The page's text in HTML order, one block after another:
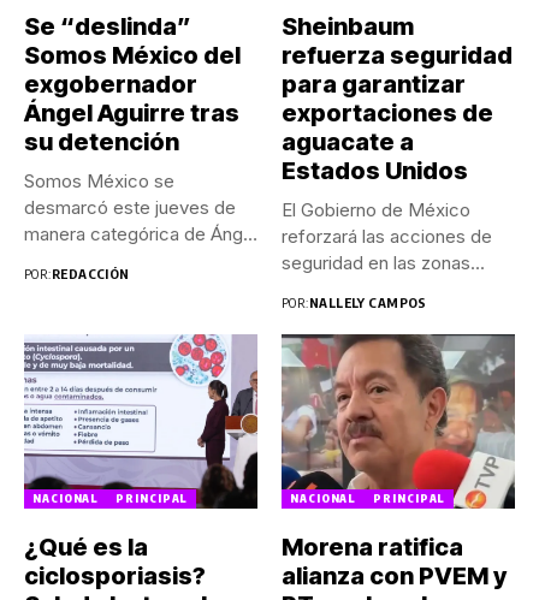
Se “deslinda”
Somos México del
exgobernador
Ángel Aguirre tras
su detención
Somos México se
desmarcó este jueves de
manera categórica de Ángel
POR:REDACCIÓN
Sheinbaum
refuerza seguridad
para garantizar
exportaciones de
aguacate a
Estados Unidos
El Gobierno de México
reforzará las acciones de
seguridad en las zonas...
POR:NALLELY CAMPOS
NACIONAL PRINCIPAL
¿Qué es la
ciclosporiasis?
NACIONAL PRINCIPAL
Morena ratifica
alianza con PVEM y